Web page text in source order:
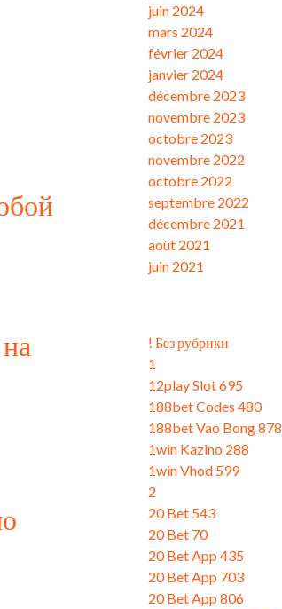
juin 2024
mars 2024
février 2024
janvier 2024
décembre 2023
novembre 2023
octobre 2023
novembre 2022
octobre 2022
septembre 2022
décembre 2021
août 2021
juin 2021
! Без рубрики
1
12play Slot 695
188bet Codes 480
188bet Vao Bong 878
1win Kazino 288
1win Vhod 599
2
20 Bet 543
20 Bet 70
20 Bet App 435
20 Bet App 703
20 Bet App 806